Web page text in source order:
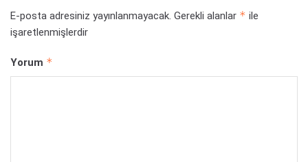
E-posta adresiniz yayınlanmayacak. Gerekli alanlar * ile
işaretlenmişlerdir
Yorum *